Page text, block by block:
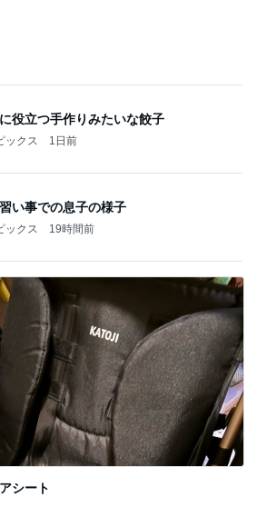
役立つ手作りみたいな餃子
ックス 1日前
い事での息子の様子
ックス 19時間前
シート